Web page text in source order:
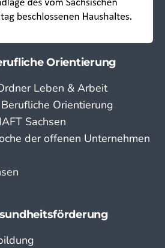
Orientierung
Leben & Arbeit
Orientierung
Sachsen
der offenen Unternehmen